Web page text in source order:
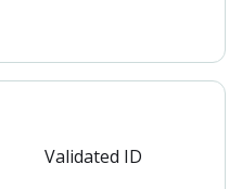
Validated ID